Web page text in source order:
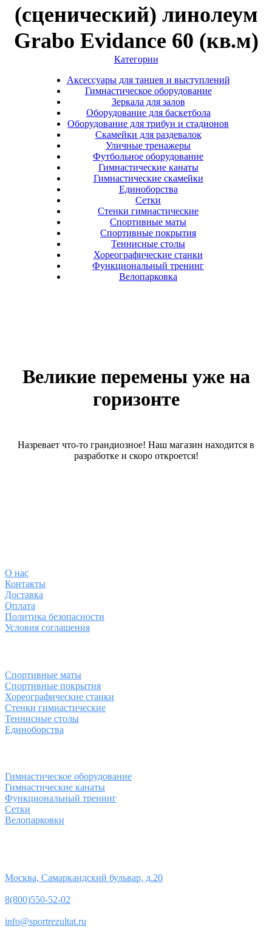
(сценический) линолеум
Grabo Evidance 60 (кв.м)
Категории
Аксессуары для танцев и выступлений
Гимнастическое оборудование
Зеркала для залов
Оборудование для баскетбола
Оборудование для трибун и стадионов
Скамейки для раздевалок
Уличные тренажеры
Футбольное оборудование
Гимнастические канаты
Гимнастические скамейки
Единоборства
Сетки
Стенки гимнастические
Спортивные маты
Спортивные покрытия
Теннисные столы
Хореографические станки
Функциональный тренинг
Велопарковка
Великие перемены уже на
горизонте
Назревает что-то грандиозное! Наш магазин находится в
разработке и скоро откроется!
О нас
Контакты
Доставка
Оплата
Политика безопасности
Условия соглашения
Спортивные маты
Спортивные покрытия
Хореографические станки
Стенки гимнастические
Теннисные столы
Единоборства
Гимнастическое оборудование
Гимнастические канаты
Функциональный тренинг
Сетки
Велопарковки
Москва, Самаркандский бульвар, д.20
8(800)550-52-02
info@sportrezultat.ru